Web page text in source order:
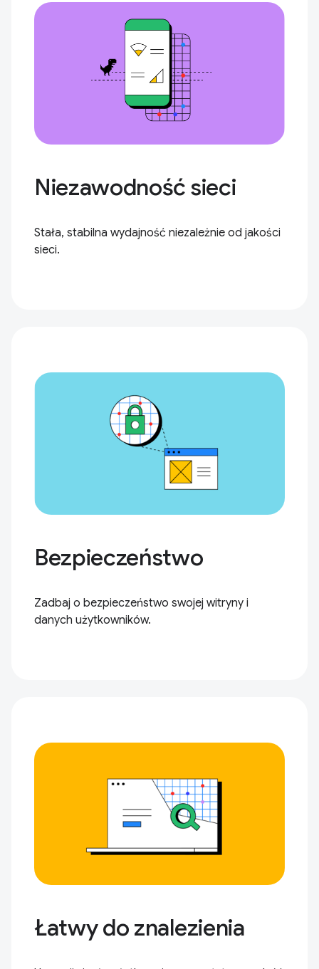
Niezawodność sieci
Stała, stabilna wydajność niezależnie od jakości
sieci.
Bezpieczeństwo
Zadbaj o bezpieczeństwo swojej witryny i
danych użytkowników.
Łatwy do znalezienia